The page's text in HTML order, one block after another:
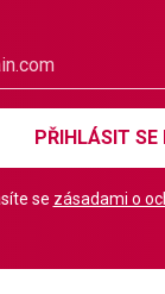
PŘIHLÁSIT SE
se zásadami o